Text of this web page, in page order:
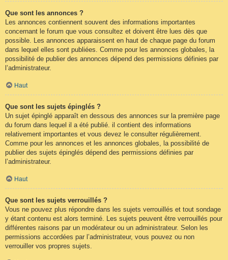
Que sont les annonces ?
Les annonces contiennent souvent des informations importantes
concernant le forum que vous consultez et doivent être lues dès que
possible. Les annonces apparaissent en haut de chaque page du forum
dans lequel elles sont publiées. Comme pour les annonces globales, la
possibilité de publier des annonces dépend des permissions définies par
l’administrateur.
Haut
Que sont les sujets épinglés ?
Un sujet épinglé apparaît en dessous des annonces sur la première page
du forum dans lequel il a été publié. il contient des informations
relativement importantes et vous devez le consulter régulièrement.
Comme pour les annonces et les annonces globales, la possibilité de
publier des sujets épinglés dépend des permissions définies par
l’administrateur.
Haut
Que sont les sujets verrouillés ?
Vous ne pouvez plus répondre dans les sujets verrouillés et tout sondage
y étant contenu est alors terminé. Les sujets peuvent être verrouillés pour
différentes raisons par un modérateur ou un administrateur. Selon les
permissions accordées par l’administrateur, vous pouvez ou non
verrouiller vos propres sujets.